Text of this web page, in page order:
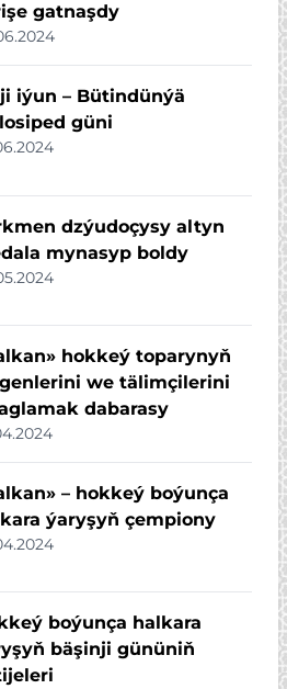
gatnaşdy
iýun – Bütindünýä
güni
dzýudoçysy altyn
mynasyp boldy
hokkeý toparynyň
we tälimçilerini
dabarasy
– hokkeý boýunça
ýaryşyň çempiony
boýunça halkara
bäşinji gününiň